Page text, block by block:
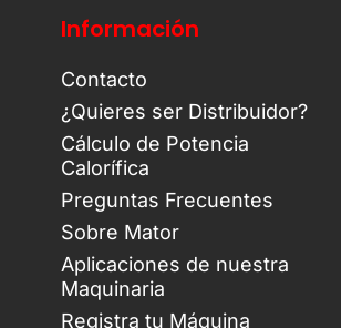
Información
Contacto
¿Quieres ser Distribuidor?
Cálculo de Potencia
Calorífica
Preguntas Frecuentes
Sobre Mator
Aplicaciones de nuestra
Maquinaria
Registra tu Máquina